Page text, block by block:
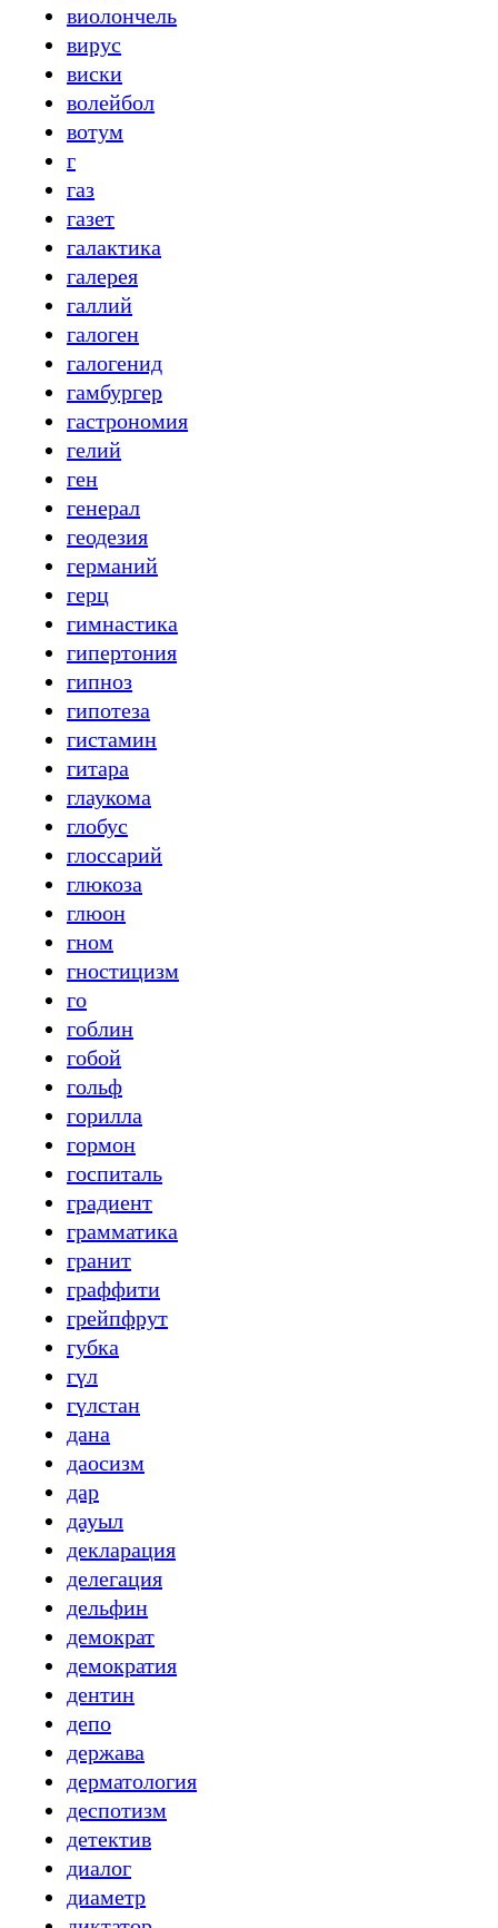
виолончель
вирус
виски
волейбол
вотум
г
газ
газет
галактика
галерея
галлий
галоген
галогенид
гамбургер
гастрономия
гелий
ген
генерал
геодезия
германий
герц
гимнастика
гипертония
гипноз
гипотеза
гистамин
гитара
глаукома
глобус
глоссарий
глюкоза
глюон
гном
гностицизм
го
гоблин
гобой
гольф
горилла
гормон
госпиталь
градиент
грамматика
гранит
граффити
грейпфрут
губка
гүл
гүлстан
дана
даосизм
дар
дауыл
декларация
делегация
дельфин
демократ
демократия
дентин
депо
держава
дерматология
деспотизм
детектив
диалог
диаметр